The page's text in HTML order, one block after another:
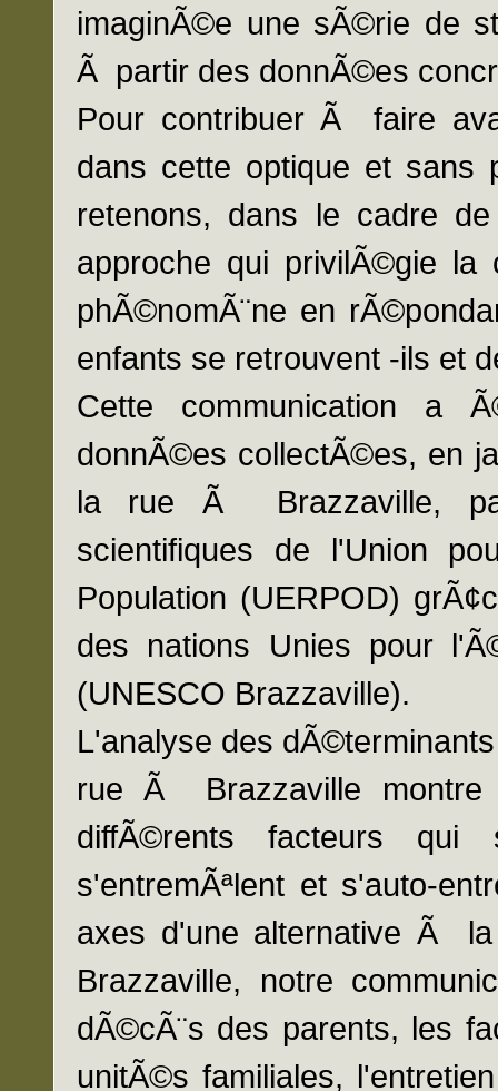
imaginÃ©e une sÃ©rie de
Ã partir des donnÃ©es
Pour contribuer Ã faire
dans cette optique et sans
retenons, dans le cadre
approche qui privilÃ©gie la
phÃ©nomÃ¨ne en
enfants se retrouvent -ils et
Cette communication
donnÃ©es collectÃ©es, en
la rue Ã Brazzaville,
scientifiques de l'Union
Population (UERPOD)
des nations Unies pour
(UNESCO Brazzaville).
L'analyse des
rue Ã Brazzaville
diffÃ©rents facteurs qui
s'entremÃªlent et s'auto-
axes d'une alternative Ã
Brazzaville, notre
dÃ©cÃ¨s des parents, les
unitÃ©s familiales,